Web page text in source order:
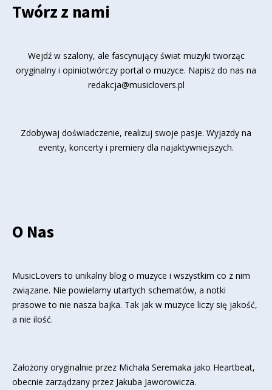
Twórz z nami
Wejdź w szalony, ale fascynujący świat muzyki tworząc
oryginalny i opiniotwórczy portal o muzyce. Napisz do nas na
redakcja@musiclovers.pl
Zdobywaj doświadczenie, realizuj swoje pasje. Wyjazdy na
eventy, koncerty i premiery dla najaktywniejszych.
O Nas
MusicLovers to unikalny blog o muzyce i wszystkim co z nim
związane. Nie powielamy utartych schematów, a notki
prasowe to nie nasza bajka. Tak jak w muzyce liczy się jakość,
a nie ilość.
Założony oryginalnie przez Michała Seremaka jako Heartbeat,
obecnie zarządzany przez Jakuba Jaworowicza.